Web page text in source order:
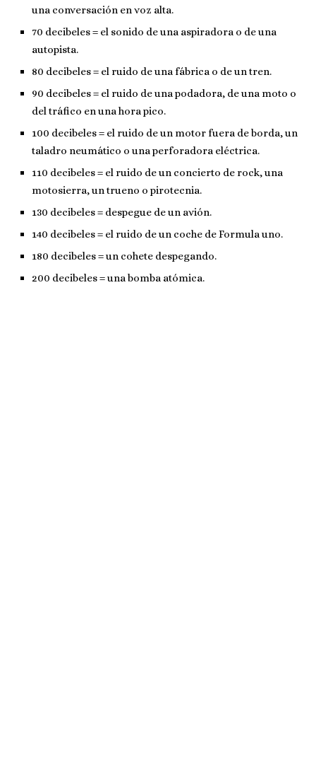
una conversación en voz alta.
70 decibeles = el sonido de una aspiradora o de una
autopista.
80 decibeles = el ruido de una fábrica o de un tren.
90 decibeles = el ruido de una podadora, de una moto o
del tráfico en una hora pico.
100 decibeles = el ruido de un motor fuera de borda, un
taladro neumático o una perforadora eléctrica.
110 decibeles = el ruido de un concierto de rock, una
motosierra, un trueno o pirotecnia.
130 decibeles = despegue de un avión.
140 decibeles = el ruido de un coche de Formula uno.
180 decibeles = un cohete despegando.
200 decibeles = una bomba atómica.